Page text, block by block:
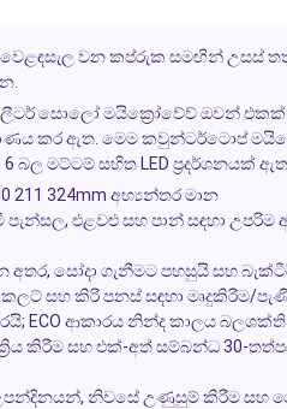
වන කප්රුක සමඟින් උසස්
ලීටර් සොලෝ මයික්‍රෝවේව් ඔවන්
කර ඇත. මෙම කවුන්ටර්ටොප්
මට්ටම් සහිත LED ප්‍රදර්ශනයක් ඇත.
211 324mm අභ්‍යන්තර මාන
එළවළු සහ පාන් සඳහා උපරිම
සෝදා ගැනීමට පහසුයි සහ
සහ කිරි පනස් සඳහා මෘදුකිරීම/
ECO ආකාරය නින්ද කාලය
කිරීම සහ එක්-අත් සම්බන්ධ 30-
උපන්දිනයන්, නිවසේ උණුසුම් කිරීම